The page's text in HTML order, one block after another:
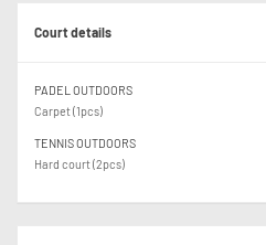
Court details
PADEL OUTDOORS
Carpet (1pcs)
TENNIS OUTDOORS
Hard court (2pcs)